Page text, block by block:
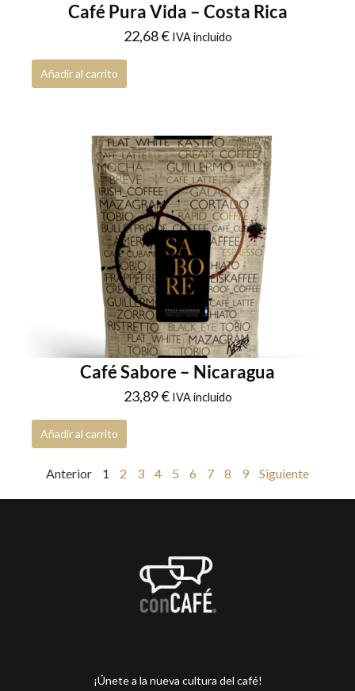
Café Pura Vida – Costa Rica
22,68€ IVA incluido
Añadir al carrito
Café Sabore – Nicaragua
23,89€ IVA incluido
Añadir al carrito
Anterior 1 2 3 4 5 6 7 8 9 Siguiente
¡Únete a la nueva cultura del café!